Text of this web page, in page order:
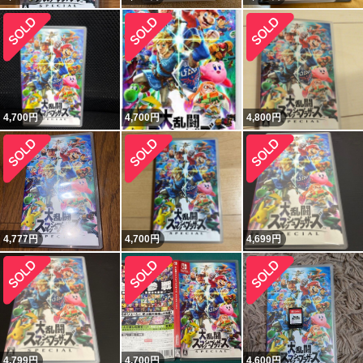
4,700円 4,700円 4,800円
4,777円 4,700円 4,699円